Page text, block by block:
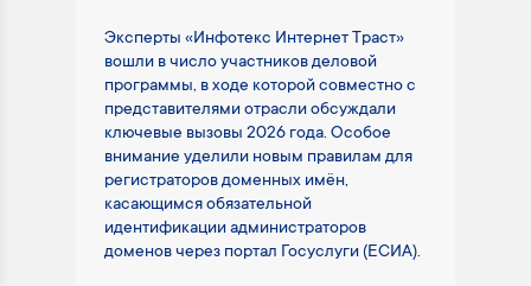
Эксперты «Инфотекс Интернет Траст»
вошли в число участников деловой
программы, в ходе которой совместно с
представителями отрасли обсуждали
ключевые вызовы 2026 года. Особое
внимание уделили новым правилам для
регистраторов доменных имён,
касающимся обязательной
идентификации администраторов
доменов через портал Госуслуги (ЕСИА).